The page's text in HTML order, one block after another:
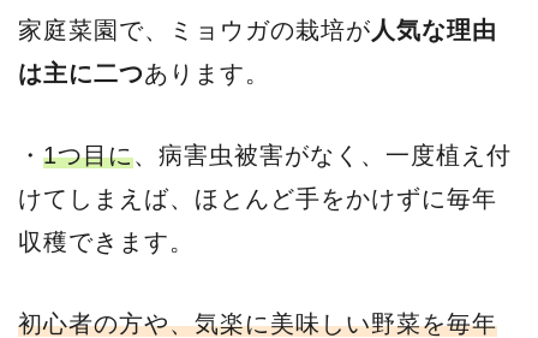
家庭菜園で、ミョウガの栽培が 人気な理由
は主に二つあります。
・ 1つ目に、病害虫被害がなく、一度植え付
けてしまえば、ほとんど手をかけずに毎年
収穫できます。
初心者の方や、気楽に美味しい野菜を毎年